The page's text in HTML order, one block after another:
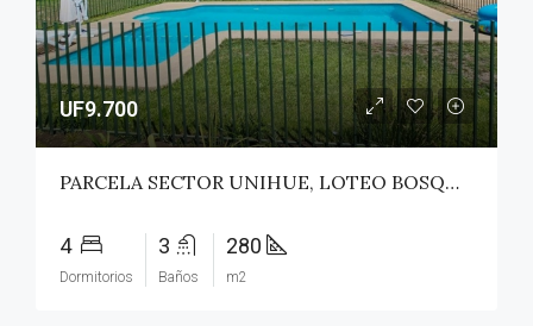
UF9.700
PARCELA SECTOR UNIHUE, LOTEO BOSQUES DEL VALLE – MAULE
4
Dormitorios
3
Baños
280
m2